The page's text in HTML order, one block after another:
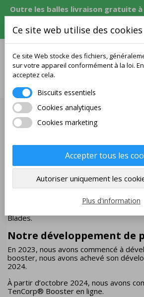
Outre les balles livraison gratuite
120 USD, soit l'équivalent en CZK,
RON.
À propos de nous
Début de la vente
Nous avons commencé à exploiter la
janvier 2019.
Notre spécialité
Nous sommes spécialisés dans la
Blades.
Notre développement de
En 2023, nous avons commencé à
booster, nous avons achevé son
2024.
À partir d’octobre 2024, nous avons
TenCorp® Booster en ligne.
Ce site web utilise des cookies
Ce site Web stocke des fichiers,
sur votre appareil conformément à la loi.
acceptez cela.
Biscuits essentiels
Cookies analytiques
Cookies marketing
Accepter tous les
Autoriser uniquement les
Plus d'information